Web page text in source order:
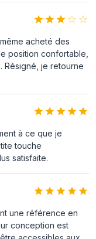
acheté des
position confortable,
Résigné, je retourne
à ce que je
touche
satisfaite.
une référence en
conception est